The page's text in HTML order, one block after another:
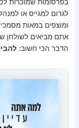
בפרסומות שמוכרות
לגרום למגייס או
ומוצפים במאות
אתם מביאים לשולחן
הדבר הכי חשוב: